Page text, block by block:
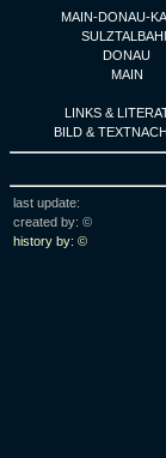
MAIN-DONAU-
DONAU
MAIN
LINKS &
BILD &
last update:
created by: ©
history by: ©